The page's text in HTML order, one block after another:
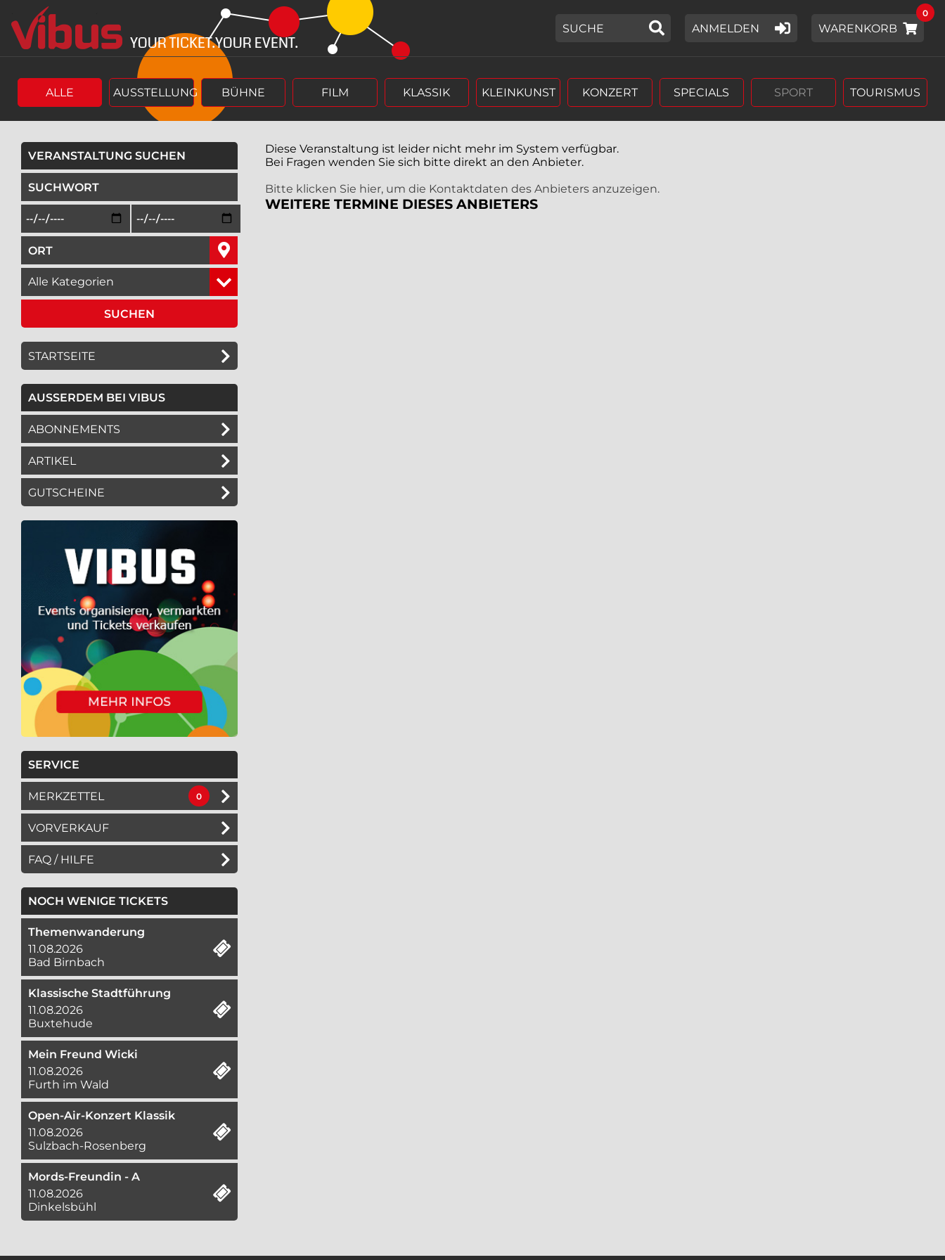
Springe
zum
Hauptinhalt
zum
Menü
GEBEN SIE HIER EIN SUCHWORT EIN,
ANMELDEN WARENKORB
0
ALLE AUSSTELLUNG BÜHNE FILM KLASSIK KLEINKUNST KONZERT SPECIALS SPORT TOURISMUS
VERANSTALTUNG SUCHEN
Beginn des Suchzeitraums in der Form Tag, Monat, Jahr (4 stellig),
Ende des Suchzeitraums in der Form Tag, Monat, Jahr (4 stellig),
geben Sie den Ort ein, in dem Sie suchen wollen,
wählen Sie eine Veranstaltungskategorie aus,
STARTSEITE
AUSSERDEM BEI VIBUS
ABONNEMENTS
ARTIKEL
GUTSCHEINE
SERVICE
MERKZETTEL 0
VORVERKAUF
FAQ / HILFE
NOCH WENIGE TICKETS
Themenwanderung
11.08.2026
Bad Birnbach
Klassische Stadtführung
11.08.2026
Buxtehude
Mein Freund Wicki
11.08.2026
Furth im Wald
Open-Air-Konzert Klassik
11.08.2026
Sulzbach-Rosenberg
Mords-Freundin - A
11.08.2026
Dinkelsbühl
Diese Veranstaltung ist leider nicht mehr im System verfügbar.
Bei Fragen wenden Sie sich bitte direkt an den Anbieter.
Bitte klicken Sie hier, um die Kontaktdaten des Anbieters anzuzeigen.
WEITERE TERMINE DIESES ANBIETERS